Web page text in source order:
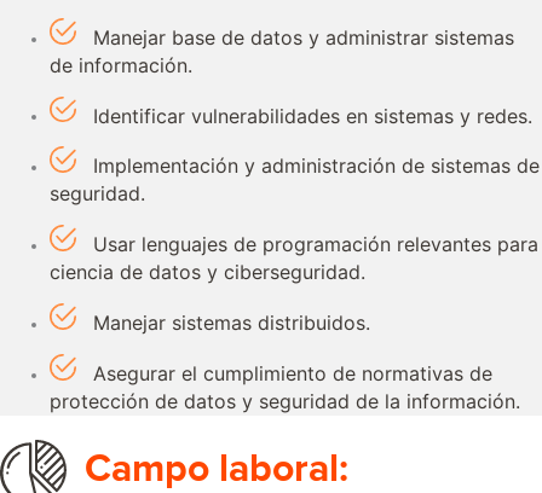
Manejar base de datos y administrar sistemas
de información.
Identificar vulnerabilidades en sistemas y redes.
Implementación y administración de sistemas de
seguridad.
Usar lenguajes de programación relevantes para
ciencia de datos y ciberseguridad.
Manejar sistemas distribuidos.
Asegurar el cumplimiento de normativas de
protección de datos y seguridad de la información.
Campo laboral: